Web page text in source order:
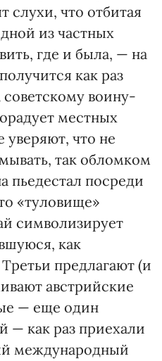
слухи, что отбитая
из частных
где и была, — на
как раз
воину-
местных
что не
так обломком
пьедестал посреди
«туловище»
символизирует
как
предлагают (и
австрийские
— еще один
— как раз приехали
международный